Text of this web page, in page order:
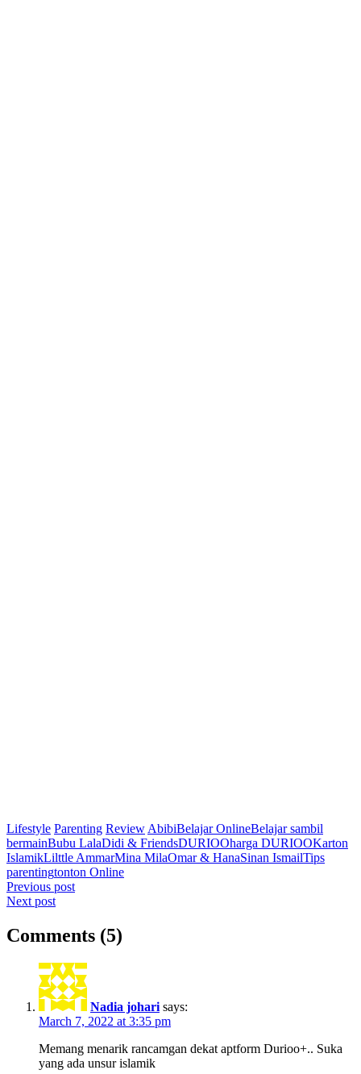
Lifestyle Parenting Review AbibiBelajar OnlineBelajar sambil
bermainBubu LalaDidi & FriendsDURIOOharga DURIOOKarton
IslamikLilttle AmmarMina MilaOmar & HanaSinan IsmailTips
parentingtonton Online
Post
navigation
Previous post
Next post
Comments (5)
Nadia johari says:
March 7, 2022 at 3:35 pm
Memang menarik rancamgan dekat aptform Durioo+.. Suka
yang ada unsur islamik